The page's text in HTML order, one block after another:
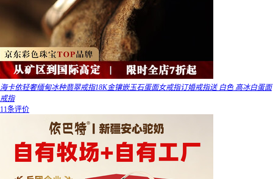
海卡依轻奢缅甸冰种翡翠戒指18K金镶嵌玉石蛋面女戒指订婚戒指送 白色 高冰白蛋面
戒指
11条评价